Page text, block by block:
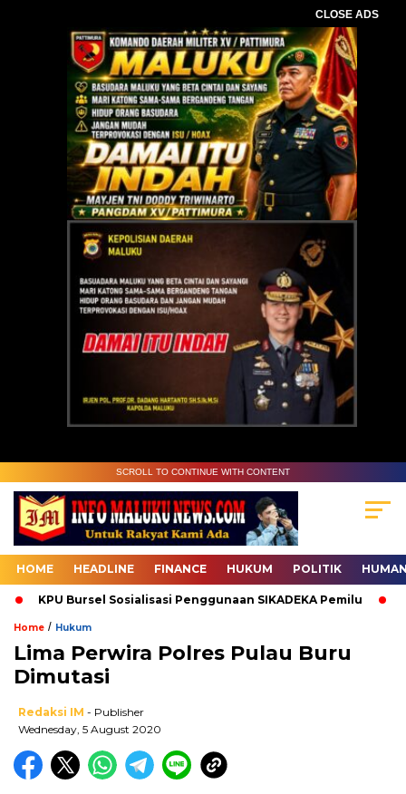
CLOSE ADS
SCROLL TO CONTINUE WITH CONTENT
HOME HEADLINE FINANCE HUKUM POLITIK
KPU Bursel Sosialisasi Penggunaan SIKADEKA Pemilu
Home / Hukum
Lima Perwira Polres Pulau Buru
Dimutasi
Redaksi IM - Publisher
Wednesday, 5 August 2020